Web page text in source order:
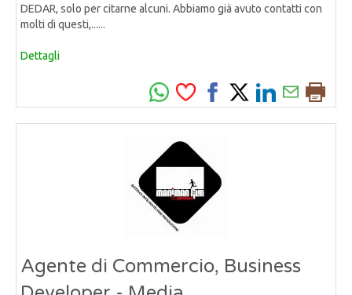
DEDAR, solo per citarne alcuni. Abbiamo già avuto contatti con
molti di questi,......
Dettagli
Agente di Commercio, Business